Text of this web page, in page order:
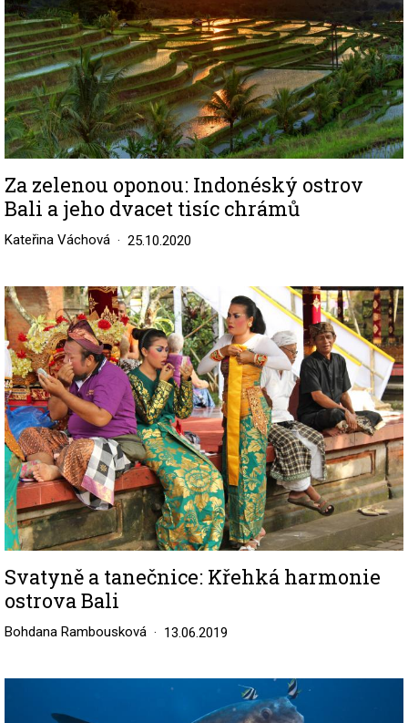
Za zelenou oponou: Indonéský ostrov
Bali a jeho dvacet tisíc chrámů
Kateřina Váchová 25.10.2020
Image
Svatyně a tanečnice: Křehká harmonie
ostrova Bali
Bohdana Rambousková 13.06.2019